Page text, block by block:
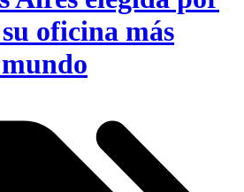
oficina más